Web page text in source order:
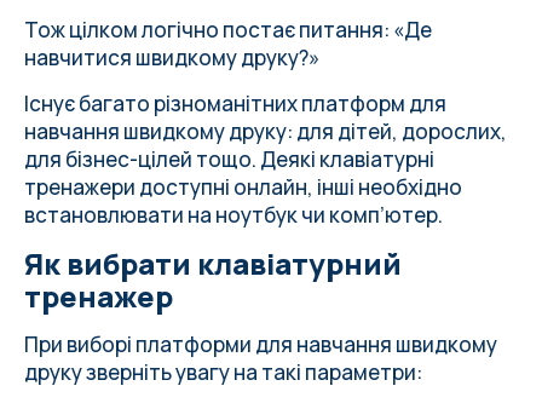
швидкості друку
Висновок
FAQ — часті питання про швидкий друк
Тож цілком логічно постає питання: «Де
навчитися швидкому друку?»
Існує багато різноманітних платформ для
навчання швидкому друку: для дітей, дорослих,
для бізнес-цілей тощо. Деякі клавіатурні
тренажери доступні онлайн, інші необхідно
встановлювати на ноутбук чи комп’ютер.
Як вибрати клавіатурний
тренажер
При виборі платформи для навчання швидкому
друку зверніть увагу на такі параметри: